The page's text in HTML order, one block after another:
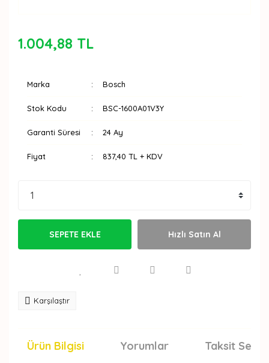
1.004,88 TL
Marka Bosch
Stok Kodu BSC-1600A01V3Y
Garanti Süresi 24 Ay
Fiyat 837,40 TL + KDV
SEPETE EKLE Hızlı Satın Al
Karşılaştır
Ürün Bilgisi Yorumlar Taksit